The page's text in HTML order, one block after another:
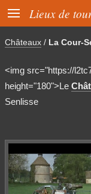
 Lieux de
Châteaux / La Cour-
<img src="https://
height="180">Le
Senlisse